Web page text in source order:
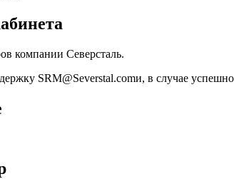
компании Северсталь.
SRM@Severstal.comи, в случае